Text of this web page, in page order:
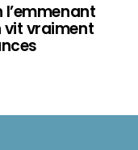
vit vraiment